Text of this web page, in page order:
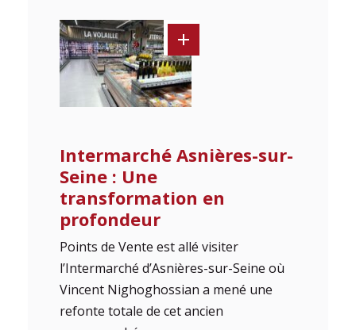
Intermarché Asnières-sur-
Seine : Une
transformation en
profondeur
Points de Vente est allé visiter
l’Intermarché d’Asnières-sur-Seine où
Vincent Nighoghossian a mené une
refonte totale de cet ancien